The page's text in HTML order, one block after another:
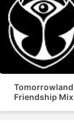
Tomorrowland
Friendship Mix